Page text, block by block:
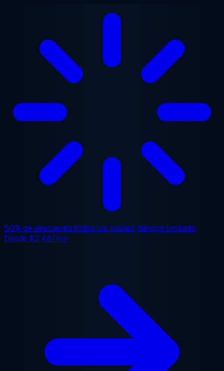
50% de descuento todos los planes, tiempo limitado.
Desde$2.48/mo